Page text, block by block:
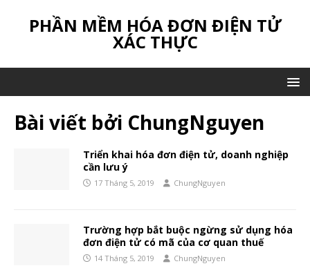
PHẦN MỀM HÓA ĐƠN ĐIỆN TỬ
XÁC THỰC
Bài viết bởi ChungNguyen
Triển khai hóa đơn điện tử, doanh nghiệp
cần lưu ý
17 Tháng 5, 2019 ChungNguyen
Trường hợp bắt buộc ngừng sử dụng hóa
đơn điện tử có mã của cơ quan thuế
14 Tháng 5, 2019 ChungNguyen